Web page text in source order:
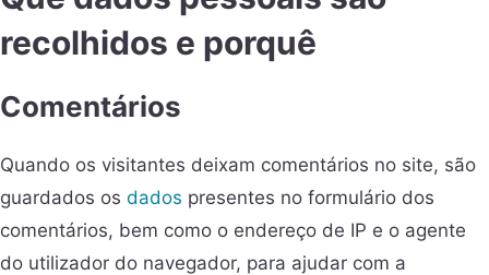
recolhidos e porquê
Comentários
Quando os visitantes deixam comentários no site, são
guardados os dados presentes no formulário dos
comentários, bem como o endereço de IP e o agente
do utilizador do navegador, para ajudar com a